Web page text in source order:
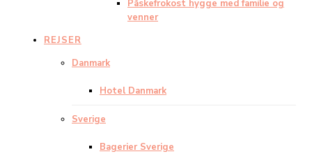
Påskefrokost hygge med familie og
venner
REJSER
Danmark
Hotel Danmark
Sverige
Bagerier Sverige